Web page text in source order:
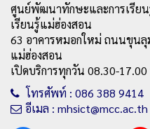
ศูนย์พัฒนาทักษะและการเรีย
เรียนรู้แม่ฮ่องสอน
63 อาคารหมอกใหม่ ถนนขุนลุ
แม่ฮ่องสอน
เปิดบริการทุกวัน 08.30-
โทรศัพท์ : 086 388 9414
อีเมล : mhsict@mcc.ac.th